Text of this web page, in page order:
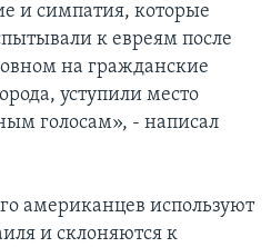
и симпатия, которые
к евреям после
на гражданские
уступили место
голосам», - написал
американцев используют
и склоняются к